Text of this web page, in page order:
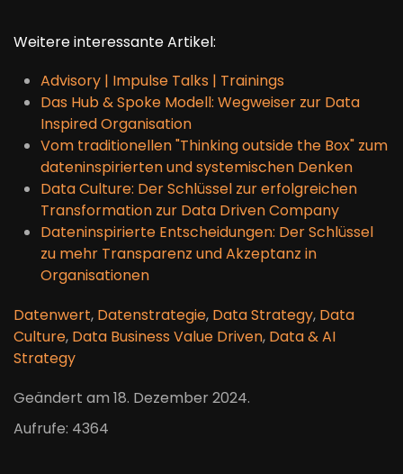
Weitere interessante Artikel:
Advisory | Impulse Talks | Trainings
Das Hub & Spoke Modell: Wegweiser zur Data
Inspired Organisation
Vom traditionellen "Thinking outside the Box" zum
dateninspirierten und systemischen Denken
Data Culture: Der Schlüssel zur erfolgreichen
Transformation zur Data Driven Company
Dateninspirierte Entscheidungen: Der Schlüssel
zu mehr Transparenz und Akzeptanz in
Organisationen
Datenwert, Datenstrategie, Data Strategy, Data
Culture, Data Business Value Driven, Data & AI
Strategy
Geändert am 18. Dezember 2024.
Aufrufe: 4364